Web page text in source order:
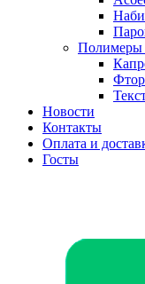
Полимеры
Новости
Контакты
Оплата и
Госты